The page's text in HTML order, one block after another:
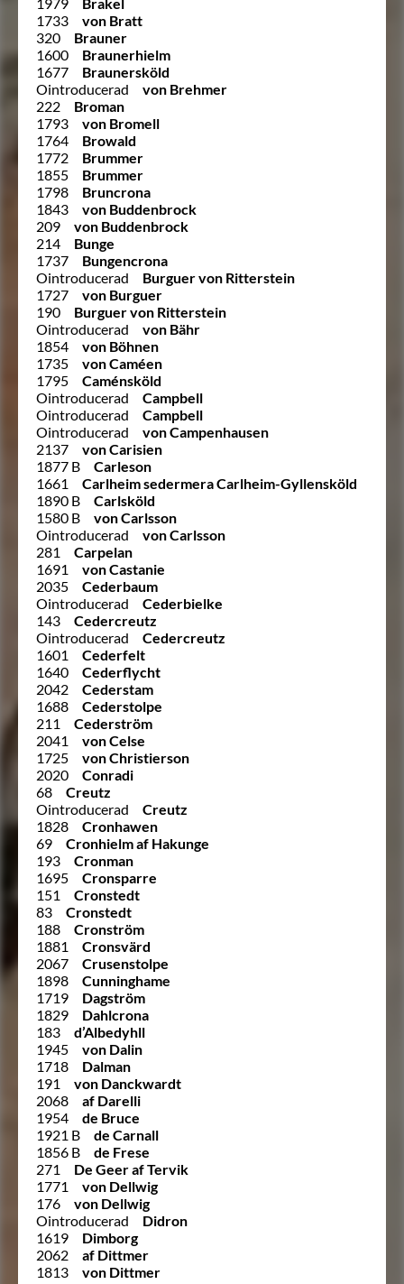
1979
Brakel
1733
von Bratt
320
Brauner
1600
Braunerhielm
1677
Braunersköld
Ointroducerad
von Brehmer
222
Broman
1793
von Bromell
1764
Browald
1772
Brummer
1855
Brummer
1798
Bruncrona
1843
von Buddenbrock
209
von Buddenbrock
214
Bunge
1737
Bungencrona
Ointroducerad
Burguer von Ritterstein
1727
von Burguer
190
Burguer von Ritterstein
Ointroducerad
von Bähr
1854
von Böhnen
1735
von Caméen
1795
Caménsköld
Ointroducerad
Campbell
Ointroducerad
Campbell
Ointroducerad
von Campenhausen
2137
von Carisien
1877 B
Carleson
1661
Carlheim sedermera Carlheim-Gyllensköld
1890 B
Carlsköld
1580 B
von Carlsson
Ointroducerad
von Carlsson
281
Carpelan
1691
von Castanie
2035
Cederbaum
Ointroducerad
Cederbielke
143
Cedercreutz
Ointroducerad
Cedercreutz
1601
Cederfelt
1640
Cederflycht
2042
Cederstam
1688
Cederstolpe
211
Cederström
2041
von Celse
1725
von Christierson
2020
Conradi
68
Creutz
Ointroducerad
Creutz
1828
Cronhawen
69
Cronhielm af Hakunge
193
Cronman
1695
Cronsparre
151
Cronstedt
83
Cronstedt
188
Cronström
1881
Cronsvärd
2067
Crusenstolpe
1898
Cunninghame
1719
Dagström
1829
Dahlcrona
183
d’Albedyhll
1945
von Dalin
1718
Dalman
191
von Danckwardt
2068
af Darelli
1954
de Bruce
1921 B
de Carnall
1856 B
de Frese
271
De Geer af Tervik
1771
von Dellwig
176
von Dellwig
Ointroducerad
Didron
1619
Dimborg
2062
af Dittmer
1813
von Dittmer